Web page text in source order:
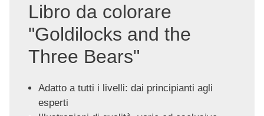
Libro da colorare
"Goldilocks and the
Three Bears"
Adatto a tutti i livelli: dai principianti agli
esperti